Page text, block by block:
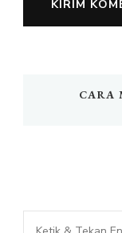
CARA
Mencari